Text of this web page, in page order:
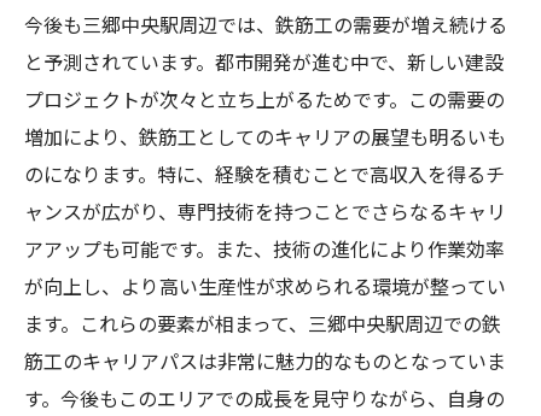
今後も三郷中央駅周辺では、鉄筋工の需要が増え続ける
と予測されています。都市開発が進む中で、新しい建設
プロジェクトが次々と立ち上がるためです。この需要の
増加により、鉄筋工としてのキャリアの展望も明るいも
のになります。特に、経験を積むことで高収入を得るチ
ャンスが広がり、専門技術を持つことでさらなるキャリ
アアップも可能です。また、技術の進化により作業効率
が向上し、より高い生産性が求められる環境が整ってい
ます。これらの要素が相まって、三郷中央駅周辺での鉄
筋工のキャリアパスは非常に魅力的なものとなっていま
す。今後もこのエリアでの成長を見守りながら、自身の